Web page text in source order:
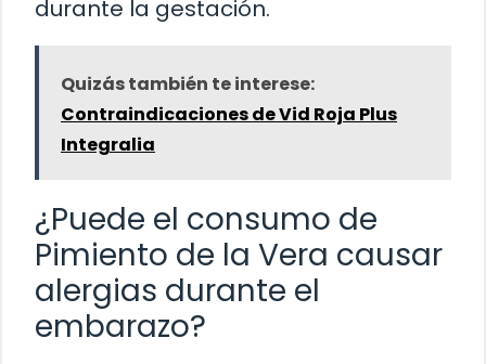
durante la gestación.
Quizás también te interese:
Contraindicaciones de Vid Roja Plus
Integralia
¿Puede el consumo de
Pimiento de la Vera causar
alergias durante el
embarazo?